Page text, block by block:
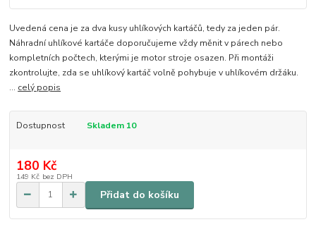
Uvedená cena je za dva kusy uhlíkových kartáčů, tedy za jeden pár.
Náhradní uhlíkové kartáče doporučujeme vždy měnit v párech nebo
kompletních počtech, kterými je motor stroje osazen. Při montáži
zkontrolujte, zda se uhlíkový kartáč volně pohybuje v uhlíkovém držáku.
... celý popis
Dostupnost Skladem 10
180 Kč
149 Kč bez DPH
Přidat do košíku